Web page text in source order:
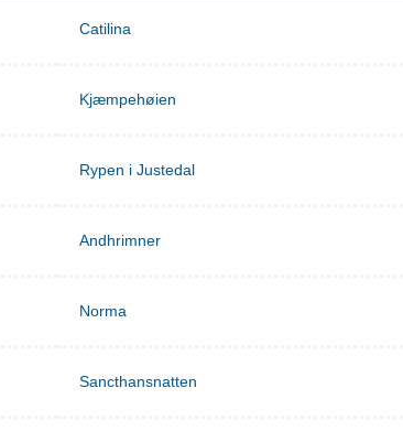
Catilina
Kjæmpehøien
Rypen i Justedal
Andhrimner
Norma
Sancthansnatten